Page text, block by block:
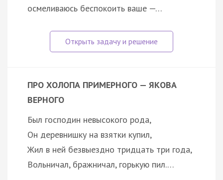
осмеливаюсь беспокоить ваше —…
ПРО ХОЛОПА ПРИМЕРНОГО — ЯКОВА
ВЕРНОГО
Был господин невысокого рода,
Он деревнишку на взятки купил,
Жил в ней безвыездно тридцать три года,
Вольничал, бражничал, горькую пил.…